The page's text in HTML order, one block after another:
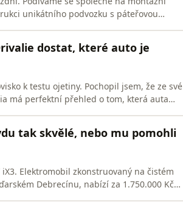
unikátního podvozku s páteřovou
dostat, které auto je
k testu ojetiny. Pochopil jsem, že ze své
má perfektní přehled o tom, která auta
tak skvělé, nebo mu pomohli
Elektromobil zkonstruovaný na čistém
Debrecínu, nabízí za 1.750.000 Kč